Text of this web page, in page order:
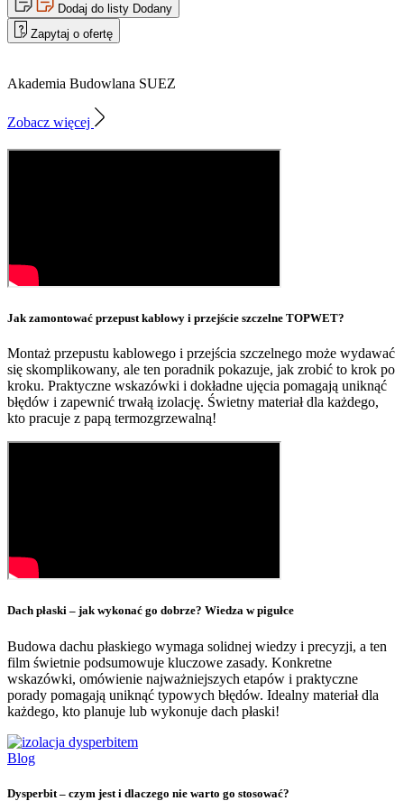
Dodaj do listy Dodany
Zapytaj o ofertę
Akademia Budowlana SUEZ
Zobacz więcej
Jak zamontować przepust kablowy i przejście szczelne TOPWET?
Montaż przepustu kablowego i przejścia szczelnego może wydawać
się skomplikowany, ale ten poradnik pokazuje, jak zrobić to krok po
kroku. Praktyczne wskazówki i dokładne ujęcia pomagają uniknąć
błędów i zapewnić trwałą izolację. Świetny materiał dla każdego,
kto pracuje z papą termozgrzewalną!
Dach płaski – jak wykonać go dobrze? Wiedza w pigułce
Budowa dachu płaskiego wymaga solidnej wiedzy i precyzji, a ten
film świetnie podsumowuje kluczowe zasady. Konkretne
wskazówki, omówienie najważniejszych etapów i praktyczne
porady pomagają uniknąć typowych błędów. Idealny materiał dla
każdego, kto planuje lub wykonuje dach płaski!
Blog
Dysperbit – czym jest i dlaczego nie warto go stosować?